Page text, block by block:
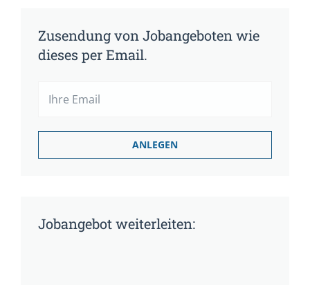
Zusendung von Jobangeboten wie
dieses per Email.
Jobangebot weiterleiten: